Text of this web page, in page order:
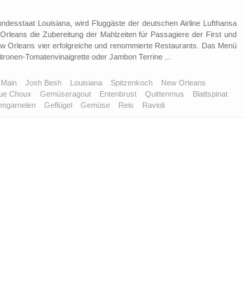
Louisiana, wird Fluggäste der deutschen Airline Lufthansa
die Zubereitung der Mahlzeiten für Passagiere der First und
Orleans vier erfolgreiche und renommierte Restaurants. Das Menü
Tomatenvinaigrette oder Jambon Terrine ...
Josh Besh Louisiana Spitzenkoch
New Orleans
Choux Gemüseragout Entenbrust Quittenmus
Blattspinat
Geflügel Gemüse Reis Ravioli